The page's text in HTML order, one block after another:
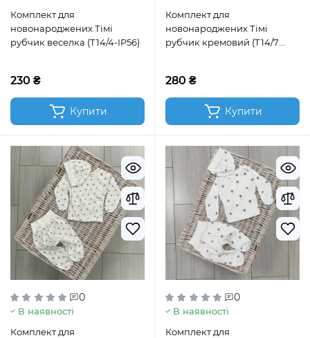
Комплект для
новонароджених Тімі
рубчик веселка (Т14/4-IP56)
230 ₴
Купити
Комплект для
новонароджених Тімі
рубчик кремовий (Т14/7
280 ₴
Купити
0
В наявності
Комплект для
0
В наявності
Комплект для